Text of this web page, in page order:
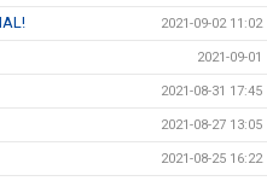
2021-09-02 11:02
2021-09-01
2021-08-31 17:45
2021-08-27 13:05
2021-08-25 16:22